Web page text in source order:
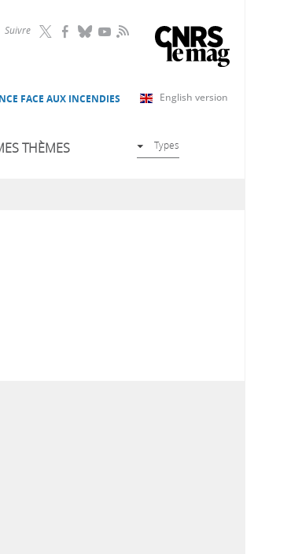
Suivre RSS
English version
FACE AUX INCENDIES
THÈMES Types